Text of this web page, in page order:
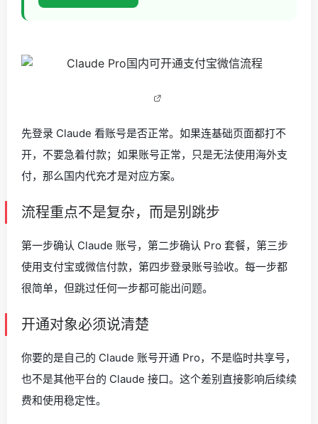
先登录 Claude 看账号是否正常。如果连基础页面都打不
开，不要急着付款；如果账号正常，只是无法使用海外支
付，那么国内代充才是对应方案。
流程重点不是复杂，而是别跳步
第一步确认 Claude 账号，第二步确认 Pro 套餐，第三步
使用支付宝或微信付款，第四步登录账号验收。每一步都
很简单，但跳过任何一步都可能出问题。
开通对象必须说清楚
你要的是自己的 Claude 账号开通 Pro，不是临时共享号，
也不是其他平台的 Claude 接口。这个差别直接影响后续续
费和使用稳定性。